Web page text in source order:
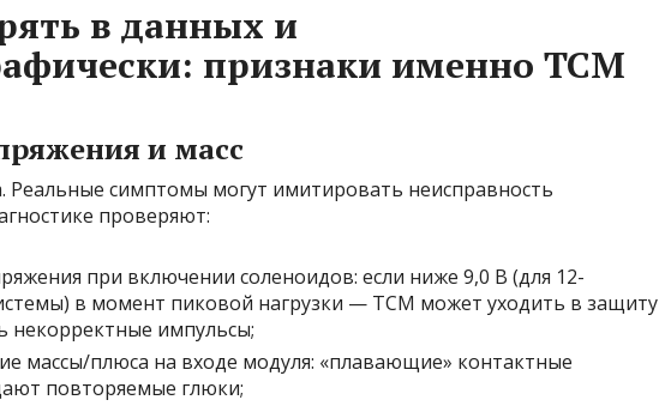
в данных и
признаки именно TCM
и масс
Реальные симптомы могут имитировать неисправность
проверяют:
при включении соленоидов: если ниже 9,0 В (для 12-
в момент пиковой нагрузки — TCM может уходить в защиту
некорректные импульсы;
массы/плюса на входе модуля: «плавающие» контактные
повторяемые глюки;